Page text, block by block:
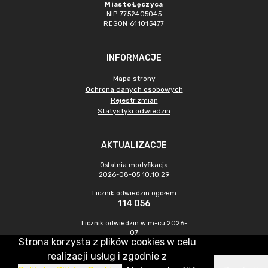
Miasto Łęczyca
NIP 7752405045
REGON 611015477
INFORMACJE
Mapa strony
Ochrona danych osobowych
Rejestr zmian
Statystyki odwiedzin
AKTUALIZACJE
Ostatnia modyfikacja
2026-08-05 10:10:29
Licznik odwiedzin ogółem
114 056
Licznik odwiedzin w m-cu 2026-
07
575
Strona korzysta z plików cookies w celu
realizacji usług i zgodnie z